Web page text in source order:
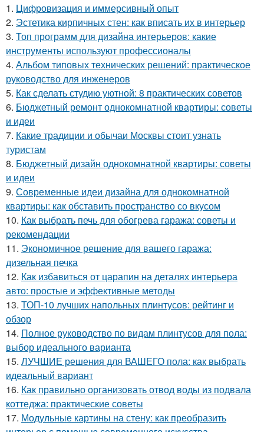
1. Цифровизация и иммерсивный опыт
2. Эстетика кирпичных стен: как вписать их в интерьер
3. Топ программ для дизайна интерьеров: какие
инструменты используют профессионалы
4. Альбом типовых технических решений: практическое
руководство для инженеров
5. Как сделать студию уютной: 8 практических советов
6. Бюджетный ремонт однокомнатной квартиры: советы
и идеи
7. Какие традиции и обычаи Москвы стоит узнать
туристам
8. Бюджетный дизайн однокомнатной квартиры: советы
и идеи
9. Современные идеи дизайна для однокомнатной
квартиры: как обставить пространство со вкусом
10. Как выбрать печь для обогрева гаража: советы и
рекомендации
11. Экономичное решение для вашего гаража:
дизельная печка
12. Как избавиться от царапин на деталях интерьера
авто: простые и эффективные методы
13. ТОП-10 лучших напольных плинтусов: рейтинг и
обзор
14. Полное руководство по видам плинтусов для пола:
выбор идеального варианта
15. ЛУЧШИЕ решения для ВАШЕГО пола: как выбрать
идеальный вариант
16. Как правильно организовать отвод воды из подвала
коттеджа: практические советы
17. Модульные картины на стену: как преобразить